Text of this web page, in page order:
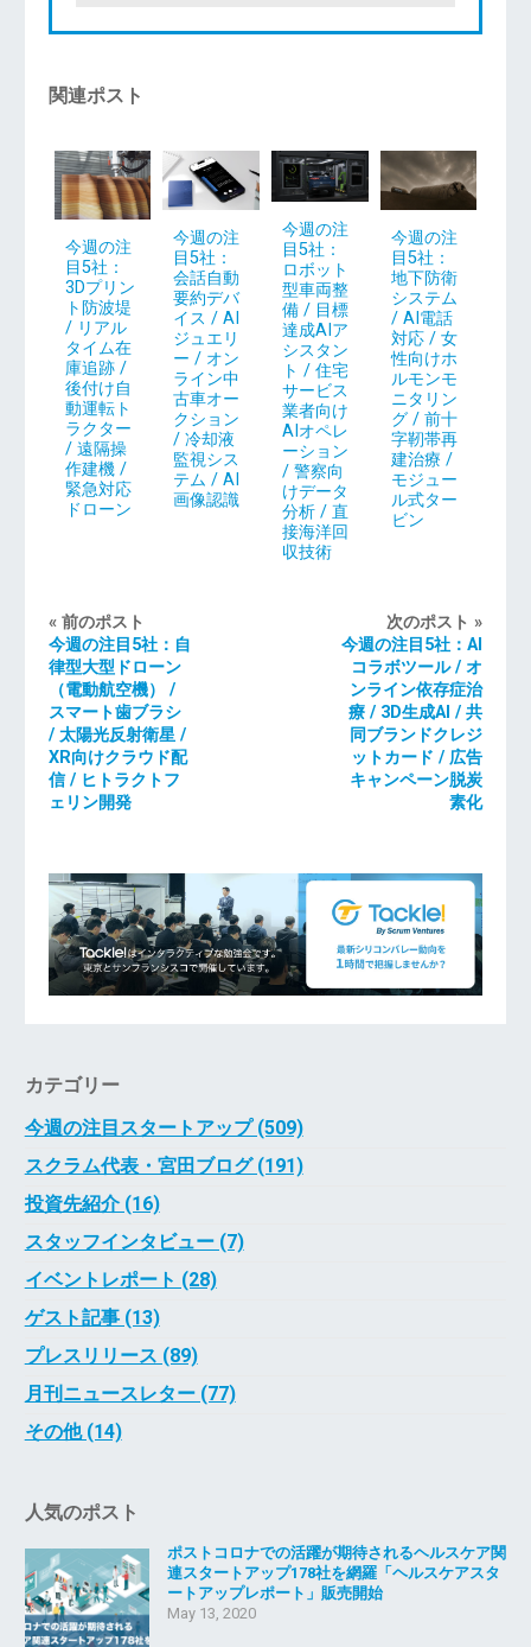
関連ポスト
今週の注
目5社：
3Dプリン
ト防波堤
/ リアル
タイム在
庫追跡 /
後付け自
動運転ト
ラクター
/ 遠隔操
作建機 /
緊急対応
ドローン
今週の注
目5社：
会話自動
要約デバ
イス / AI
ジュエリ
ー / オン
ライン中
古車オー
クション
/ 冷却液
監視シス
テム / AI
画像認識
今週の注
目5社：
ロボット
型車両整
備 / 目標
達成AIア
シスタン
ト / 住宅
サービス
業者向け
AIオペレ
ーション
/ 警察向
けデータ
分析 / 直
接海洋回
収技術
今週の注
目5社：
地下防衛
システム
/ AI電話
対応 / 女
性向けホ
ルモンモ
ニタリン
グ / 前十
字靭帯再
建治療 /
モジュー
ル式ター
ビン
« 前のポスト
今週の注目5社：自
律型大型ドローン
（電動航空機） /
スマート歯ブラシ
/ 太陽光反射衛星 /
XR向けクラウド配
信 / ヒトラクトフ
ェリン開発
次のポスト »
今週の注目5社：AI
コラボツール / オ
ンライン依存症治
療 / 3D生成AI / 共
同ブランドクレジ
ットカード / 広告
キャンペーン脱炭
素化
カテゴリー
今週の注目スタートアップ (509)
スクラム代表・宮田ブログ (191)
投資先紹介 (16)
スタッフインタビュー (7)
イベントレポート (28)
ゲスト記事 (13)
プレスリリース (89)
月刊ニュースレター (77)
その他 (14)
人気のポスト
ポストコロナでの活躍が期待されるヘルスケア関
連スタートアップ178社を網羅「ヘルスケアスタ
ートアップレポート」販売開始
May 13, 2020